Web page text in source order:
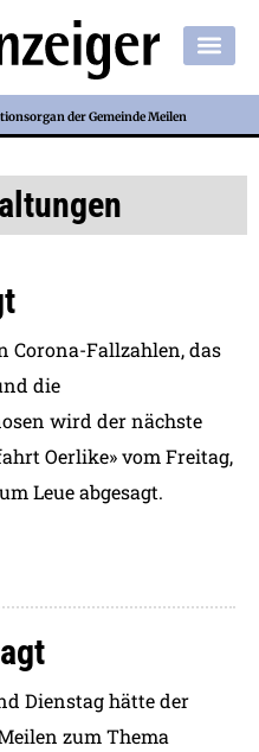
der Gemeinde Meilen
Corona-Fallzahlen, das
die
wird der nächste
Oerlike» vom Freitag,
Leue abgesagt.
Dienstag hätte der
zum Thema